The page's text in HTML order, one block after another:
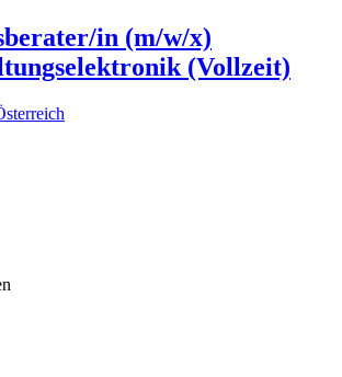
in (m/w/x)
(Vollzeit)